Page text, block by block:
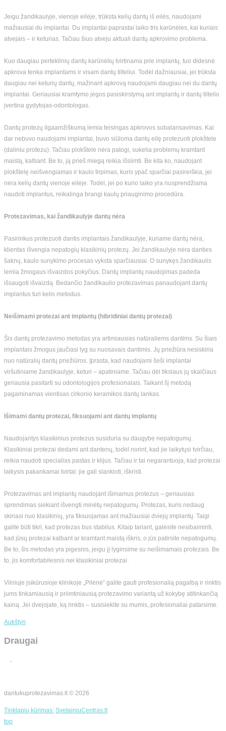
Jeigu žandikaulyje, vienoje eilėje, trūksta kelių dantų iš eilės, naudojami
mažiausiai du implantai. Du implantai paprastai laiko tris karūnėles, kai kuriais
atvejais – ir keturias. Tačiau šiuo atveju aktuali dantų apkrovimo problema.
Kuo daugiau perteklinių dantų karūnėlių tvirtinama prie implantų, tuo didesnė
apkrova tenka implantams ir visam dantų tilteliui. Todėl dažniausiai, jei trūksta
daugiau nei keturių dantų, mažinant apkrovą naudojami daugiau nei du dantų
implantai. Geriausiai kramtymo jėgos pasiskirstymą ant implantų ir dantų tiltelio
įvertina gydytojas-odontologas.
Dantų protezų ilgaamžiškumą lemia teisingas apkrovos subalansavimas. Kai
dar nebuvo naudojami implantai, buvo siūloma dantų eilę protezuoti plokštele
(daliniu protezu). Tačiau plokštelė nėra patogi, sukelia problemų kramtant
maistą, kalbant. Be to, ją prieš miegą reikia išsiimti. Be kita ko, naudojant
plokštelę neišvengiamas ir kaulo tirpimas, kuris ypač sparčiai pasireiškia, jei
nėra kelių dantų vienoje eilėje. Todėl, jei po kurio laiko yra nusprendžiama
naudoti implantus, reikalinga brangi kaulų priauginimo procedūra.
Protezavimas, kai žandikaulyje dantų nėra
Pasirinkus protezuoti dantis implantais žandikaulyje, kuriame dantų nėra,
klientas išvengia nepatogių klasikinių protezų. Jei žandikaulyje nėra danties
šaknų, kaulo sunykimo procesas vyksta sparčiausiai. O sunykęs žandikaulis
lemia žmogaus išvaizdos pokyčius. Dantų implantų naudojimas padeda
išsaugoti išvaizdą. Bedančio žandikaulio protezavimas panaudojant dantų
implantus turi kelis metodus.
Neišimami protezai ant implantų (hibridiniai dantų protezai)
Šis dantų protezavimo metodas yra artimiausias natūraliems dantims. Su šiais
implantais žmogus jaučiasi lyg su nuosavais dantimis. Jų priežiūra nesiskiria
nuo natūralių dantų priežiūros. Įprasta, kad naudojami šeši implantai
viršutiniame žandikaulyje, keturi – apatiniame. Tačiau dėl tikslaus jų skaičiaus
geriausia pasitarti su odontologijos profesionalais. Taikant šį metodą
pagaminamas vientisas cirkonio keramikos dantų lankas.
Išimami dantų protezai, fiksuojami ant dantų implantų
Naudojantys klasikinius protezus susiduria su daugybe nepatogumų.
Klasikiniai protezai dedami ant dantenų, todėl norint, kad jie laikytųsi tvirčiau,
reikia naudoti specialias pastas ir klijus. Tačiau ir tai negarantuoja, kad protezai
laikysis pakankamai tvirtai: jie gali slankioti, iškristi.
Protezavimas ant implantų naudojant išimamus protezus – geriausias
sprendimas siekiant išvengti minėtų nepatogumų. Protezas, kuris nedaug
skiriasi nuo klasikinių, yra fiksuojamas ant mažiausiai dviejų implantų. Taigi
galite būti tikri, kad protezas bus stabilus. Kitaip tariant, galėsite nesibaiminti,
kad jūsų protezai kalbant ar kramtant maistą iškris, o jūs patirsite nepatogumų.
Be to, šis metodas yra pigesnis, jeigu jį lyginsime su neišimamais protezais. Be
to, jis komfortabilesnis nei klasikiniai protezai.
Vilniuje įsikūrusioje klinikoje „Pilėnė” galite gauti profesionalią pagalbą ir rinktis
jums tinkamiausią ir priimtiniausią protezavimo variantą už kokybę atitinkančią
kainą. Jei dvejojate, ką rinktis – susisiekite su mumis, profesionaliai patarsime.
Aukštyn
Draugai
dantukuprotezavimas.lt © 2026
Tinklapių kūrimas: SvetainiuCentras.lt
top